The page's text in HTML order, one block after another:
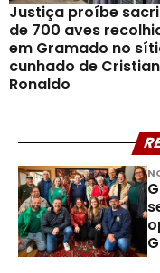
Justiça proíbe
de 700 aves
em Gramado no
cunhado de
Ronaldo